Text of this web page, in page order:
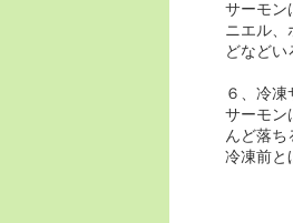
サーモン
ニエル、
どなどい
６、冷
サーモン
んど落ち
冷凍前と